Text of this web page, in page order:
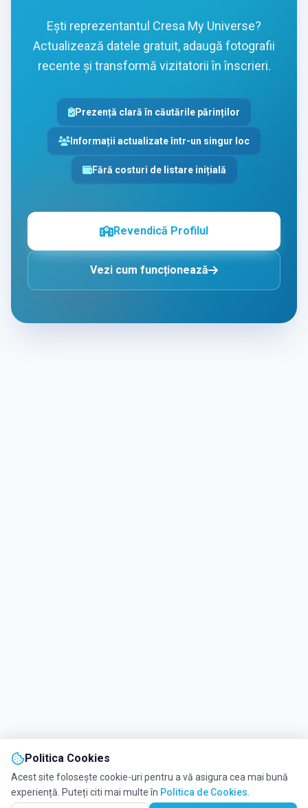
Ești reprezentantul Cresa My Universe?
Actualizează datele gratuit, adaugă fotografii
recente și transformă vizitatorii în înscrieri.
Prezență clară în căutările părinților
Informații actualizate într-un singur loc
Fără costuri de listare inițială
Revendică Profilul
Vezi cum funcționează
Politica Cookies
Acest site folosește cookie-uri pentru a vă asigura cea mai bună
experiență. Puteți citi mai multe în Politica de Cookies